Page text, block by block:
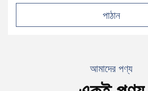
পাঠান
আমাদের পণ্য